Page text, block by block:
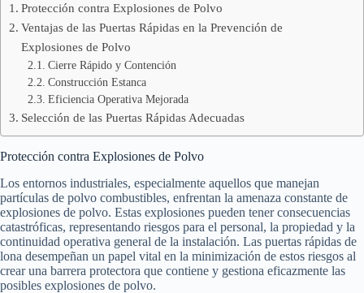
Protección contra Explosiones de Polvo
Ventajas de las Puertas Rápidas en la Prevención de
Explosiones de Polvo
Cierre Rápido y Contención
Construcción Estanca
Eficiencia Operativa Mejorada
Selección de las Puertas Rápidas Adecuadas
Protección contra Explosiones de Polvo
Los entornos industriales, especialmente aquellos que manejan
partículas de polvo combustibles, enfrentan la amenaza constante de
explosiones de polvo. Estas explosiones pueden tener consecuencias
catastróficas, representando riesgos para el personal, la propiedad y la
continuidad operativa general de la instalación. Las puertas rápidas de
lona desempeñan un papel vital en la minimización de estos riesgos al
crear una barrera protectora que contiene y gestiona eficazmente las
posibles explosiones de polvo.